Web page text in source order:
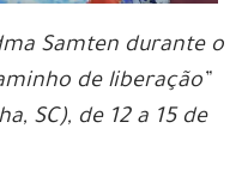
Samten durante o
de liberação”
SC), de 12 a 15 de